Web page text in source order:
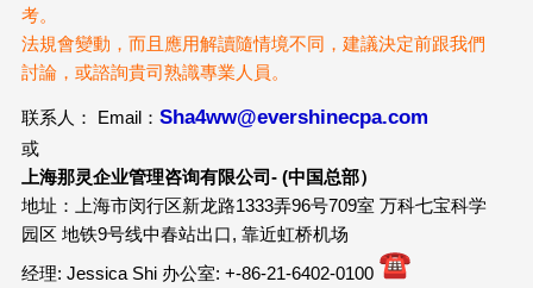
考。
法規會變動，而且應用解讀隨情境不同，建議決定前跟我們
討論，或諮詢貴司熟識專業人員。
联系人： Email： Sha4ww@evershinecpa.com
或
上海那灵企业管理咨询有限公司- (中国总部）
地址：上海市闵行区新龙路1333弄96号709室 万科七宝科学
园区 地铁9号线中春站出口, 靠近虹桥机场
经理: Jessica Shi 办公室: +-86-21-6402-0100